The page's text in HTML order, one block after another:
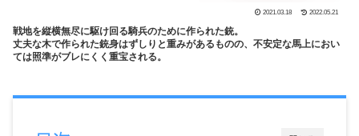
2021.03.18 2022.05.21
戦地を縦横無尽に駆け回る騎兵のために作られた銃。
丈夫な木で作られた銃身はずしりと重みがあるものの、不安定な馬上におい
ては照準がブレにくく重宝される。